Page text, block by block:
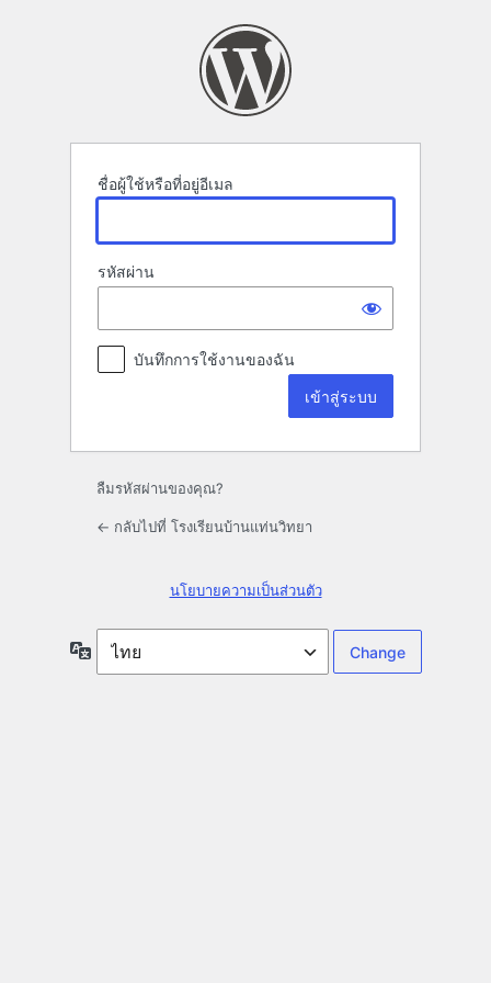
ชื่อผู้ใช้หรือที่อยู่อีเมล
รหัสผ่าน
บันทึกการใช้งานของฉัน
ลืมรหัสผ่านของคุณ?
← กลับไปที่ โรงเรียนบ้านแท่นวิทยา
นโยบายความเป็นส่วนตัว
ภาษา